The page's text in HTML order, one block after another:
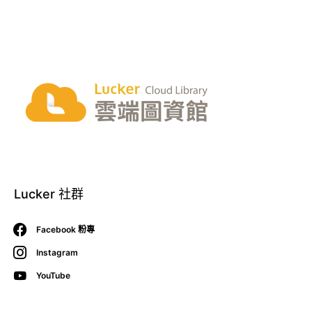
Lucker 社群
Facebook 粉專
Instagram
YouTube